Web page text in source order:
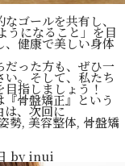
ゴールを共有し、
うになること」を目
、健康で美しい身体
だった方も、ぜひ一
。そして、私たち
指しましょう！
骨盤矯正』という
は、次回に
勢, 美容整体, 骨盤矯
byinui